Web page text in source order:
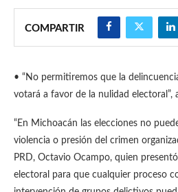
COMPARTIR
•⁠ “⁠No permitiremos que la
votará a favor de la nulidad electoral”,
“En Michoacán las elecciones no
violencia o presión del crimen
PRD, Octavio Ocampo, quien
electoral para que cualquier proceso